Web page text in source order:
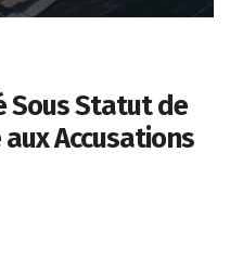
Sous Statut de
Accusations